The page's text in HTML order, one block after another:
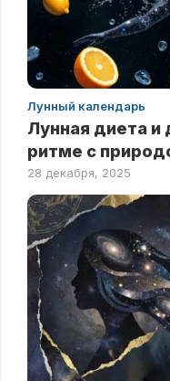
Лунный календарь
Лунная диета и
ритме с
28 декабря, 2025